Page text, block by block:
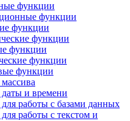
функции
функции
функции
функции
функции
функции
функции
и времени
работы с базами данных
работы с текстом и